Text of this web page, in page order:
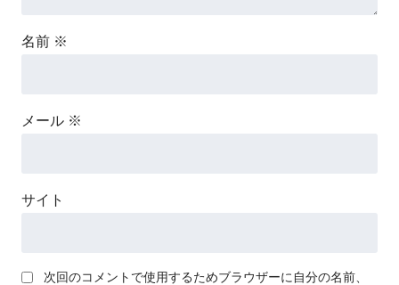
名前 ※
メール ※
サイト
次回のコメントで使用するためブラウザーに自分の名前、